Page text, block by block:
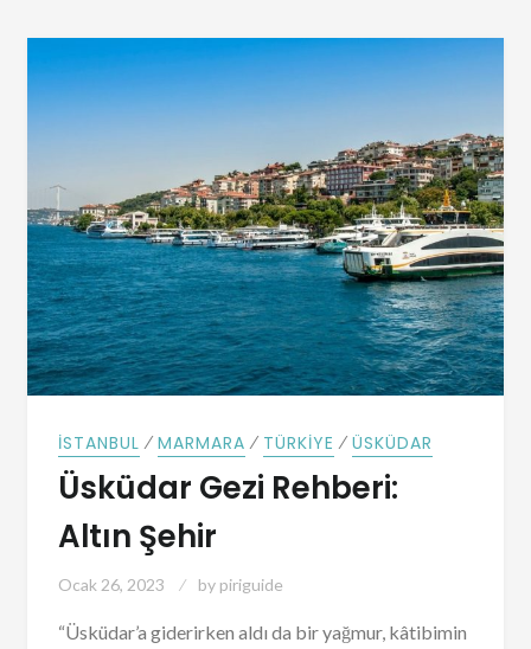
İSTANBUL ⁄ MARMARA ⁄ TÜRKIYE ⁄ ÜSKÜDAR
Üsküdar Gezi Rehberi:
Altın Şehir
Ocak 26, 2023 by piriguide
“Üsküdar’a giderirken aldı da bir yağmur, kâtibimin